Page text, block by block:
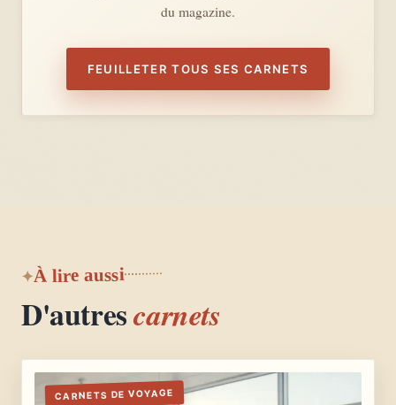
du magazine.
FEUILLETER TOUS SES CARNETS
À lire aussi
D'autrescarnets
CARNETS DE VOYAGE